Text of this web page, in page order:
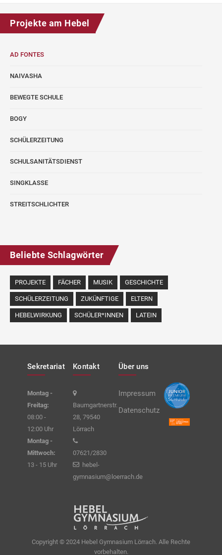
Projekte am Hebel
AD FONTES
NAIVASHA
BEWEGTE SCHULE
BOGY
SCHÜLERZEITUNG
SCHULSANITÄTSDIENST
SINGKLASSE
STREITSCHLICHTER
Beliebte Schlagwörter
PROJEKTE FÄCHER MUSIK GESCHICHTE
SCHÜLERZEITUNG ZUKÜNFTIGE ELTERN
HEBELWIRKUNG SCHÜLER*INNEN LATEIN
Sekretariat
Montag -
Freitag:
08:00 -
12:00 Uhr
Montag -
Mittwoch:
13 - 15 Uhr
Kontakt
Baumgartnerstr.
28, 79540
Lörrach
07621/2830
hebel-
gymnasium@loerrach.de
Über uns
Impressum
Datenschutz
Copyright © 2024 Hebel Gymnasium Lörrach. Alle Rechte
vorbehalten.